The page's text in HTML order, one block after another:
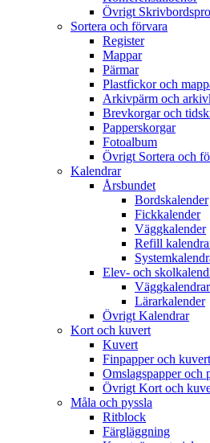
Övrigt
Sortera och förvara
Register
Mappar
Pärmar
Plastfickor och
Arkivpärm och
Brevkorgar och
Papperskorgar
Fotoalbum
Övrigt Sortera och
Kalendrar
Årsbundet
Bordskalender
Fickkalender
Väggkalender
Refill
Elev- och
Lärarkalender
Övrigt Kalendrar
Kort och kuvert
Kuvert
Finpapper och kuvert
Omslagspapper och
Övrigt Kort och
Måla och pyssla
Ritblock
Färgläggning